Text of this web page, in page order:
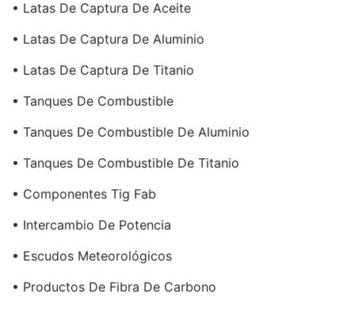
• Latas De Captura De Aceite
• Latas De Captura De Aluminio
• Latas De Captura De Titanio
• Tanques De Combustible
• Tanques De Combustible De Aluminio
• Tanques De Combustible De Titanio
• Componentes Tig Fab
• Intercambio De Potencia
• Escudos Meteorológicos
• Productos De Fibra De Carbono